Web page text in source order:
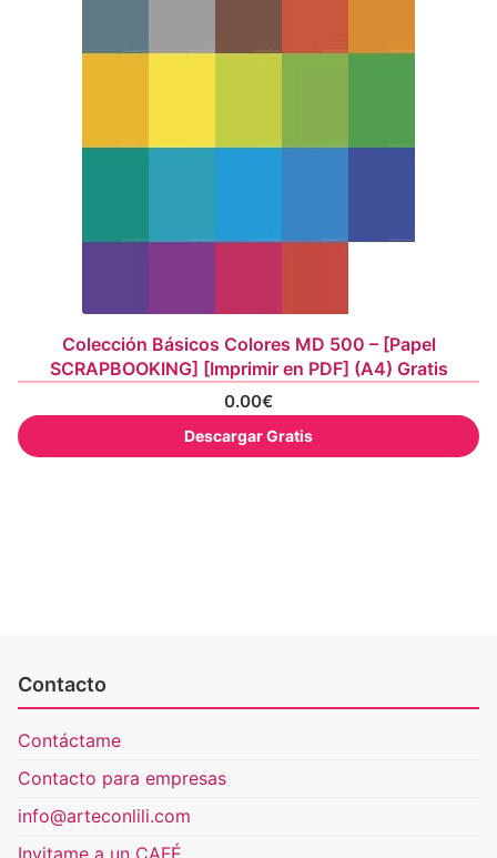
Colección Básicos Colores MD 500 – [Papel
SCRAPBOOKING] [Imprimir en PDF] (A4) Gratis
0.00€
Descargar Gratis
Contacto
Contáctame
Contacto para empresas
info@arteconlili.com